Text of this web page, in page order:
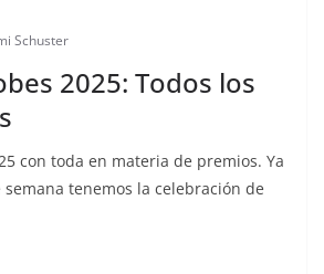
Schuster
2025: Todos los
con toda en materia de premios. Ya
tenemos la celebración de